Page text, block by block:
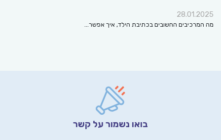
28.01.2025
מה המרכיבים החשובים בכתיבת הילד, איך אפשר…
בואו נשמור על קשר